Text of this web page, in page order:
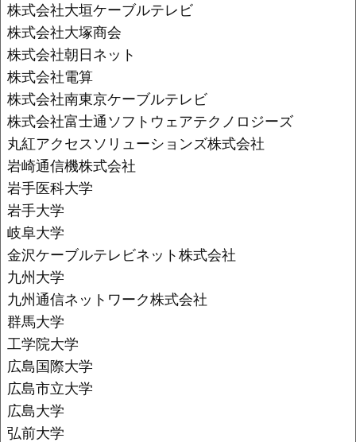
株式会社大垣ケーブルテレビ
株式会社大塚商会
株式会社朝日ネット
株式会社電算
株式会社南東京ケーブルテレビ
株式会社富士通ソフトウェアテクノロジーズ
丸紅アクセスソリューションズ株式会社
岩崎通信機株式会社
岩手医科大学
岩手大学
岐阜大学
金沢ケーブルテレビネット株式会社
九州大学
九州通信ネットワーク株式会社
群馬大学
工学院大学
広島国際大学
広島市立大学
広島大学
弘前大学